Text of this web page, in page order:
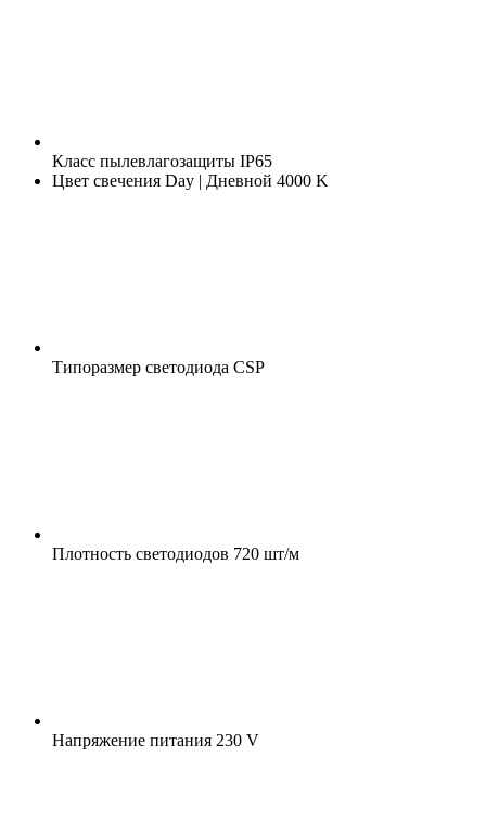
Класс пылевлагозащиты IP65
Цвет свечения Day | Дневной 4000 K
Типоразмер светодиода CSP
Плотность светодиодов 720 шт/м
Напряжение питания 230 V